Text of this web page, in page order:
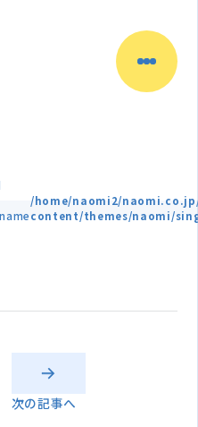
/home/naomi2/
content/themes/naomi/
次の記事へ